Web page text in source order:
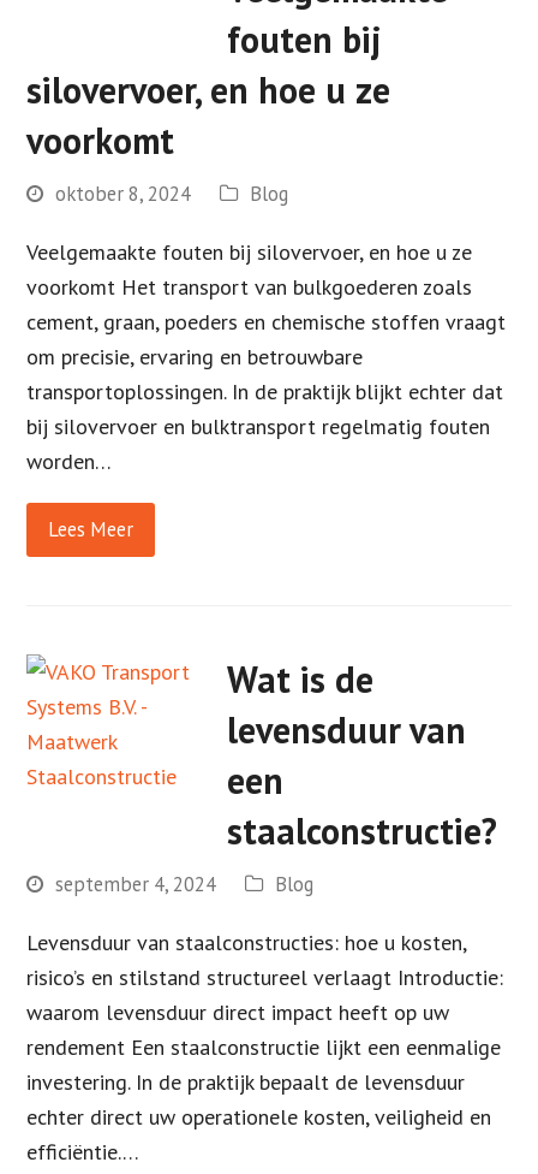
fouten bij
silovervoer, en hoe u ze
voorkomt
oktober 8, 2024 Blog
Veelgemaakte fouten bij silovervoer, en hoe u ze
voorkomt Het transport van bulkgoederen zoals
cement, graan, poeders en chemische stoffen vraagt
om precisie, ervaring en betrouwbare
transportoplossingen. In de praktijk blijkt echter dat
bij silovervoer en bulktransport regelmatig fouten
worden…
Lees Meer
Wat is de
levensduur van
een
staalconstructie?
september 4, 2024 Blog
Levensduur van staalconstructies: hoe u kosten,
risico’s en stilstand structureel verlaagt Introductie:
waarom levensduur direct impact heeft op uw
rendement Een staalconstructie lijkt een eenmalige
investering. In de praktijk bepaalt de levensduur
echter direct uw operationele kosten, veiligheid en
efficiëntie.…